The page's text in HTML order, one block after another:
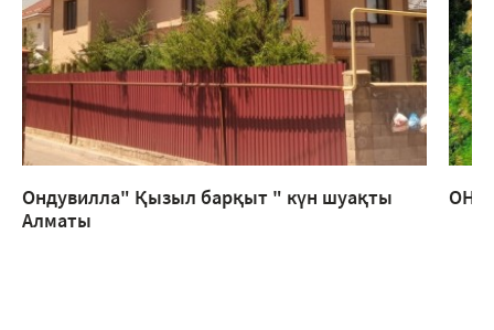
Ондувилла" Қызыл барқыт " күн шуақты
Алматы